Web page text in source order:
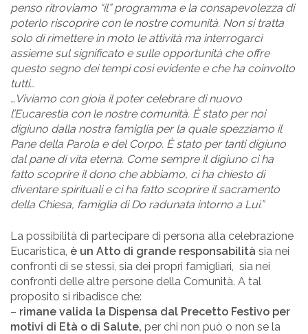
penso ritroviamo “il” programma e la consapevolezza di
poterlo riscoprire con le nostre comunità. Non si tratta
solo di rimettere in moto le attività ma interrogarci
assieme sul significato e sulle opportunità che offre
questo segno dei tempi così evidente e che ha coinvolto
tutti…
…Viviamo con gioia il poter celebrare di nuovo
l’Eucarestia con le nostre comunità. È stato per noi
digiuno dalla nostra famiglia per la quale spezziamo il
Pane della Parola e del Corpo. È stato per tanti digiuno
dal pane di vita eterna. Come sempre il digiuno ci ha
fatto scoprire il dono che abbiamo, ci ha chiesto di
diventare spirituali e ci ha fatto scoprire il sacramento
della Chiesa, famiglia di Do radunata intorno a Lui.”
La possibilità di partecipare di persona alla celebrazione
Eucaristica, è un Atto di grande responsabilità sia nei
confronti di se stessi, sia dei propri famigliari, sia nei
confronti delle altre persone della Comunità. A tal
proposito si ribadisce che:
– rimane valida la Dispensa dal Precetto Festivo per
motivi di Età o di Salute, per chi non può o non se la